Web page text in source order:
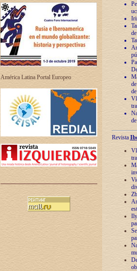
América Latina Portal Europeo
Revista